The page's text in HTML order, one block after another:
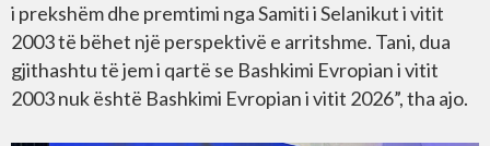
i prekshëm dhe premtimi nga Samiti i Selanikut i vitit
2003 të bëhet një perspektivë e arritshme. Tani, dua
gjithashtu të jem i qartë se Bashkimi Evropian i vitit
2003 nuk është Bashkimi Evropian i vitit 2026”, tha ajo.